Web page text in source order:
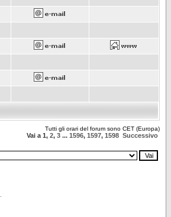
Tutti gli orari del forum sono CET (Europa)
Vai a 1, 2, 3 ... 1596, 1597, 1598 Successivo